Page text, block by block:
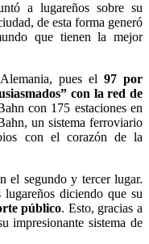
a lugareños sobre su
de esta forma generó
que tienen la mejor
pues el97 por
con la red de
con 175 estaciones en
un sistema ferroviario
con el corazón de la
el segundo y tercer lugar.
diciendo que su
público. Esto, gracias a
impresionante sistema de